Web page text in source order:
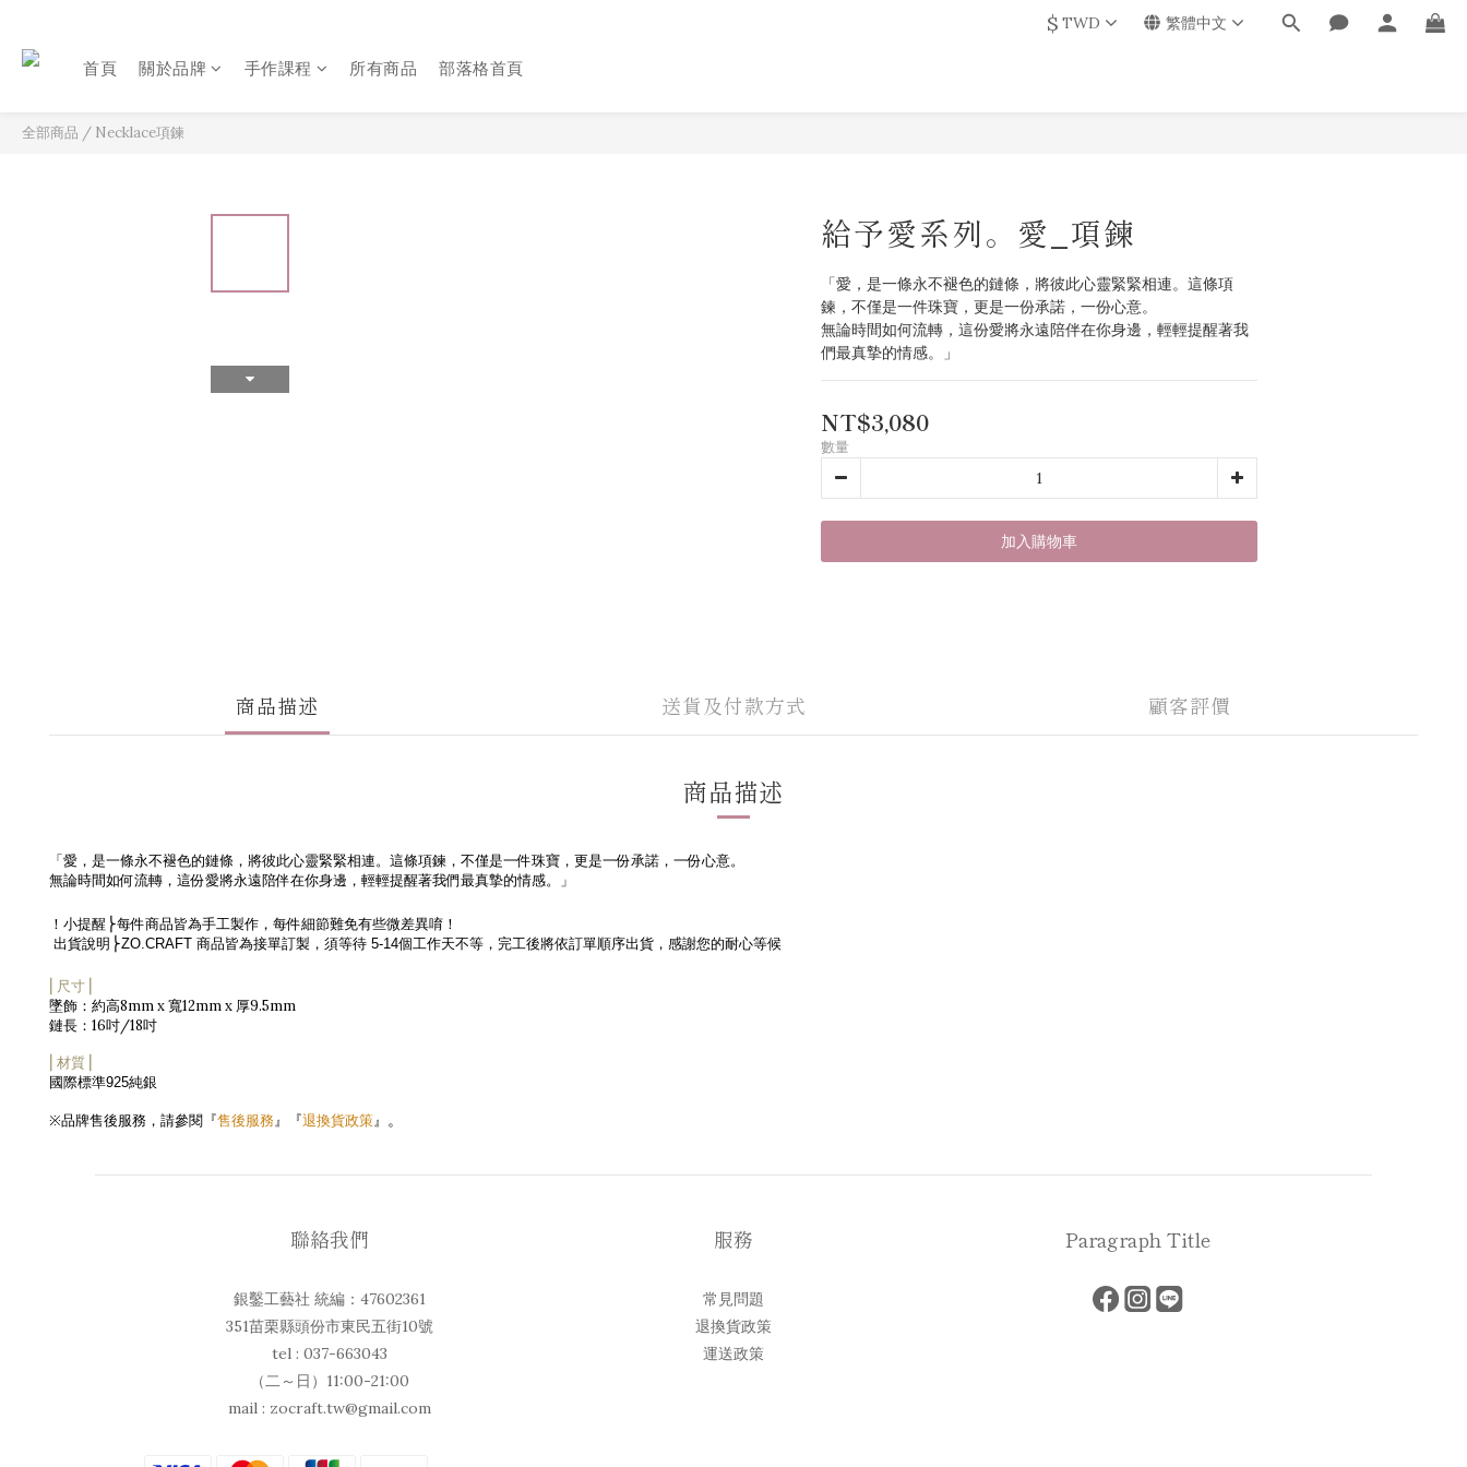
$ TWD 繁體中文
首頁 關於品牌 手作課程 所有商品 部落格首頁
全部商品 / Necklace項鍊
給予愛系列。愛_項鍊
「愛，是一條永不褪色的鏈條，將彼此心靈緊緊相連。這條項
鍊，不僅是一件珠寶，更是一份承諾，一份心意。
無論時間如何流轉，這份愛將永遠陪伴在你身邊，輕輕提醒著我
們最真摯的情感。」
NT$3,080
數量
加入購物車
商品描述 送貨及付款方式 顧客評價
商品描述
「愛，是一條永不褪色的鏈條，將彼此心靈緊緊相連。這條項鍊，不僅是一件珠寶，更是一份承諾，一份心意。
無論時間如何流轉，這份愛將永遠陪伴在你身邊，輕輕提醒著我們最真摯的情感。」
！小提醒 ⎬每件商品皆為手工製作，每件細節難免有些微差異唷！
出貨說明 ⎬ZO.CRAFT 商品皆為接單訂製，須等待 5-14個工作天不等，完工後將依訂單順序出貨，感謝您的耐心等候
⎜尺寸⎟
墜飾：約高8mm x 寬12mm x 厚9.5mm
鏈長： 16吋/18吋
⎜材質⎟
國際標準925純銀
※品牌售後服務，請參閱『售後服務』『退換貨政策』 。
聯絡我們
銀鑿工藝社 統編：47602361
351苗栗縣頭份市東民五街10號
tel : 037-663043
（二～日）11:00-21:00
mail : zocraft.tw@gmail.com
服務
常見問題
退換貨政策
運送政策
Paragraph Title